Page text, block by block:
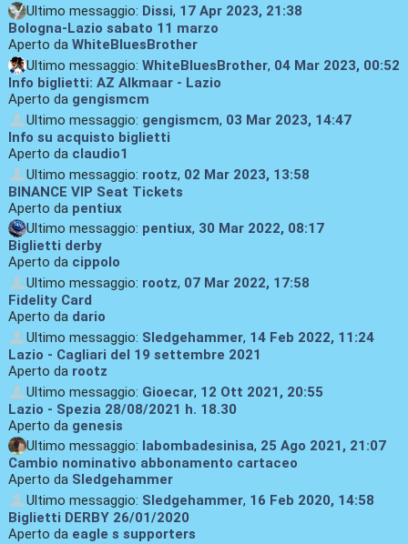
Ultimo messaggio: Dissi, 17 Apr 2023, 21:38
Bologna-Lazio sabato 11 marzo
Aperto da WhiteBluesBrother
Ultimo messaggio: WhiteBluesBrother, 04 Mar 2023, 00:52
Info biglietti: AZ Alkmaar - Lazio
Aperto da gengismcm
Ultimo messaggio: gengismcm, 03 Mar 2023, 14:47
Info su acquisto biglietti
Aperto da claudio1
Ultimo messaggio: rootz, 02 Mar 2023, 13:58
BINANCE VIP Seat Tickets
Aperto da pentiux
Ultimo messaggio: pentiux, 30 Mar 2022, 08:17
Biglietti derby
Aperto da cippolo
Ultimo messaggio: rootz, 07 Mar 2022, 17:58
Fidelity Card
Aperto da dario
Ultimo messaggio: Sledgehammer, 14 Feb 2022, 11:24
Lazio - Cagliari del 19 settembre 2021
Aperto da rootz
Ultimo messaggio: Gioecar, 12 Ott 2021, 20:55
Lazio - Spezia 28/08/2021 h. 18.30
Aperto da genesis
Ultimo messaggio: labombadesinisa, 25 Ago 2021, 21:07
Cambio nominativo abbonamento cartaceo
Aperto da Sledgehammer
Ultimo messaggio: Sledgehammer, 16 Feb 2020, 14:58
Biglietti DERBY 26/01/2020
Aperto da eagle s supporters